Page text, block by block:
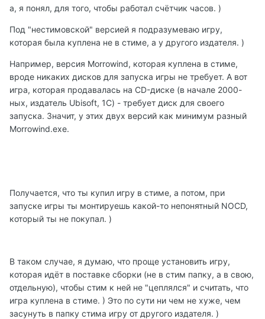
а, я понял, для того, чтобы работал счётчик часов. )
Под "нестимовской" версией я подразумеваю игру,
которая была куплена не в стиме, а у другого издателя. )
Например, версия Morrowind, которая куплена в стиме,
вроде никаких дисков для запуска игры не требует. А вот
игра, которая продавалась на CD-диске (в начале 2000-
ных, издатель Ubisoft, 1C) - требует диск для своего
запуска. Значит, у этих двух версий как минимум разный
Morrowind.exe.
Получается, что ты купил игру в стиме, а потом, при
запуске игры ты монтируешь какой-то непонятный NOCD,
который ты не покупал. )
В таком случае, я думаю, что проще установить игру,
которая идёт в поставке сборки (не в стим папку, а в свою,
отдельную), чтобы стим к ней не "цеплялся" и считать, что
игра куплена в стиме. ) Это по сути ни чем не хуже, чем
засунуть в папку стима игру от другого издателя. )